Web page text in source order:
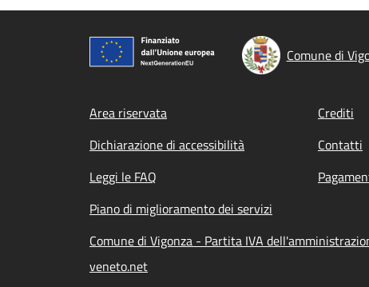
Comune di
Footer menu
Area riservata Crediti
Dichiarazione di accessibilità
Contatti
Leggi le FAQ
Piano di miglioramento dei servizi
Comune di Vigonza - Partita IVA
veneto.net